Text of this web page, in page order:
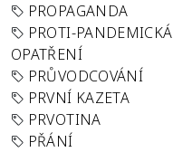
PROPAGANDA
PROTI-PANDEMICKÁ
OPATŘENÍ
PRŮVODCOVÁNÍ
PRVNÍ KAZETA
PRVOTINA
PŘÁNÍ